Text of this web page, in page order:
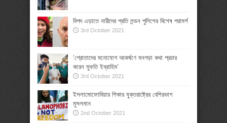
বিপদ এড়াতে নারীদের প্রতি লন্ডন পুলিশের বিশেষ পরামর্শ
3rd October 2021
‘শ্রোতাদের মনোযোগ আকর্ষণে মনগড়া কথা প্রচার
করেন মুফতি ইব্রাহিম’
3rd October 2021
ইসলামোফোবিয়ার শিকার যুক্তরাষ্ট্রের বেশিরভাগ
মুসলমান
2nd October 2021